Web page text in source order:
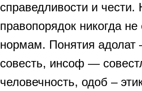
справедливости и
правопорядок никогда
нормам. Понятия
совесть, инсоф —
человечность, одоб –